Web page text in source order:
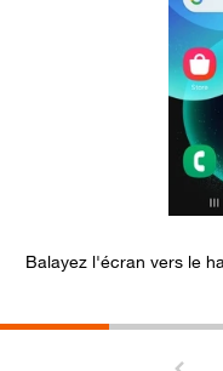
Balayez l'écran vers le